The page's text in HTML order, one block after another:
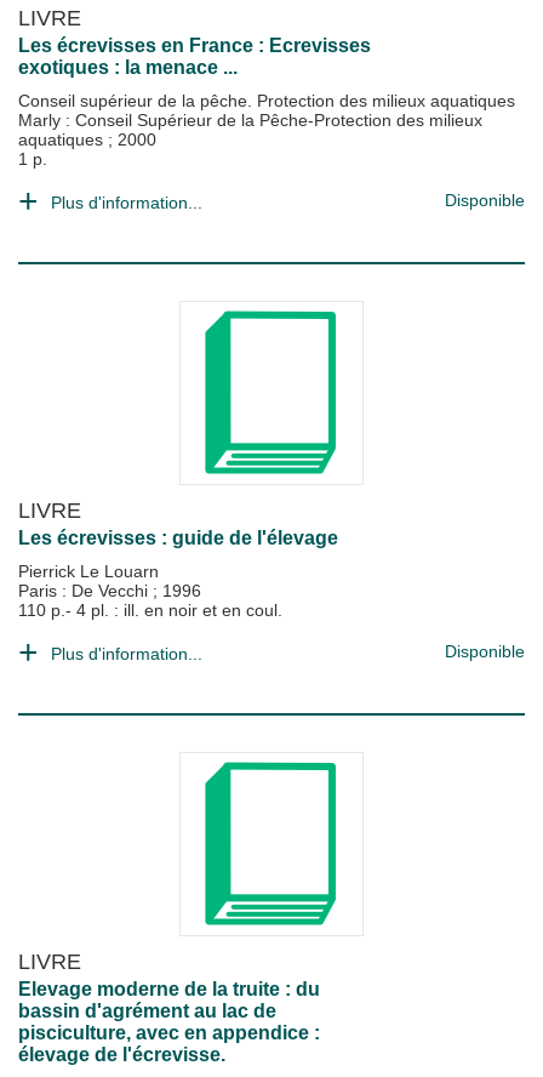
LIVRE
Les écrevisses en France : Ecrevisses
exotiques : la menace ...
Conseil supérieur de la pêche. Protection des milieux aquatiques
Marly : Conseil Supérieur de la Pêche-Protection des milieux
aquatiques ; 2000
1 p.
Plus d'information... Disponible
LIVRE
Les écrevisses : guide de l'élevage
Pierrick Le Louarn
Paris : De Vecchi ; 1996
110 p.- 4 pl. : ill. en noir et en coul.
Plus d'information... Disponible
LIVRE
Elevage moderne de la truite : du
bassin d'agrément au lac de
pisciculture, avec en appendice :
élevage de l'écrevisse.